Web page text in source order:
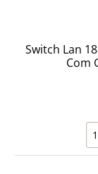
Switch Lan
Com